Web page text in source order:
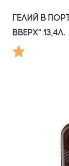
Гелий в
вверх" 13,4л.